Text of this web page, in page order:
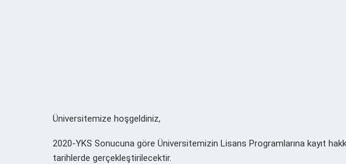
Üniversitemize hoşgeldiniz,
2020-YKS Sonucuna göre Üniversitemizin Lisans Programlarına kayıt
tarihlerde gerçekleştirilecektir.